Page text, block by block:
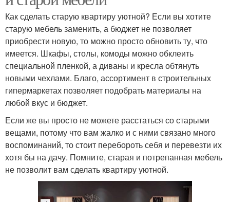
Как сделать старую квартиру уютной? Если вы хотите
старую мебель заменить, а бюджет не позволяет
приобрести новую, то можно просто обновить ту, что
имеется. Шкафы, столы, комоды можно обклеить
специальной пленкой, а диваны и кресла обтянуть
новыми чехлами. Благо, ассортимент в строительных
гипермаркетах позволяет подобрать материалы на
любой вкус и бюджет.
Если же вы просто не можете расстаться со старыми
вещами, потому что вам жалко и с ними связано много
воспоминаний, то стоит перебороть себя и перевезти их
хотя бы на дачу. Помните, старая и потрепанная мебель
не позволит вам сделать квартиру уютной.